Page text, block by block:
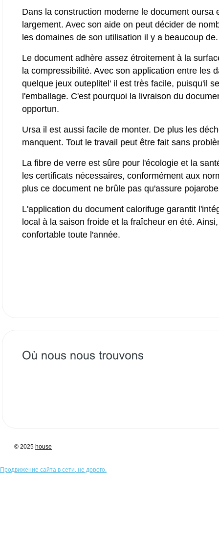
Dans la construction moderne le document oursa
largement. Avec son aide on peut décider de
les domaines de son utilisation il y a beaucoup de.
Le document adhère assez étroitement à la
la compressibilité. Avec son application entre les
quelque jeux outeplitel' il est très facile, puisqu'il
l'emballage. C'est pourquoi la livraison du
opportun.
Ursa il est aussi facile de monter. De plus les
manquent. Tout le travail peut être fait sans
La fibre de verre est sûre pour l'écologie et la
les certificats nécessaires, conformément aux
plus ce document ne brûle pas qu'assure
L'application du document calorifuge garantit
local à la saison froide et la fraîcheur en été.
confortable toute l'année.
© 2025 house
Продвижение сайта в сети, не дорого.